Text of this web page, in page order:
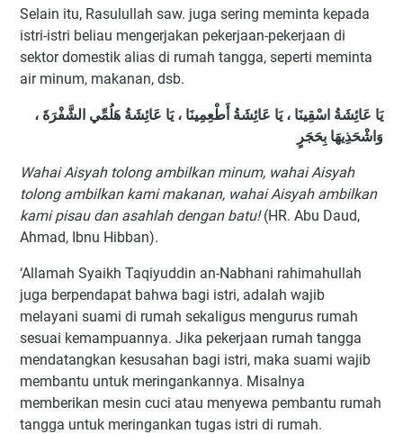
Selain itu, Rasulullah saw. juga sering meminta kepada
istri-istri beliau mengerjakan pekerjaan-pekerjaan di
sektor domestik alias di rumah tangga, seperti meminta
air minum, makanan, dsb.
يَا عَائِشَةُ اسْقِينَا ، يَا عَائِشَةُ أَطْعِمِينَا ، يَا عَائِشَةُ هَلُمِّي الشَّفْرَةَ ،
وَاشْحَذِيهَا بِحَجَرٍ
Wahai Aisyah tolong ambilkan minum, wahai Aisyah
tolong ambilkan kami makanan, wahai Aisyah ambilkan
kami pisau dan asahlah dengan batu!(HR. Abu Daud,
Ahmad, Ibnu Hibban).
‘Allamah Syaikh Taqiyuddin an-Nabhani rahimahullah
juga berpendapat bahwa bagi istri, adalah wajib
melayani suami di rumah sekaligus mengurus rumah
sesuai kemampuannya. Jika pekerjaan rumah tangga
mendatangkan kesusahan bagi istri, maka suami wajib
membantu untuk meringankannya. Misalnya
memberikan mesin cuci atau menyewa pembantu rumah
tangga untuk meringankan tugas istri di rumah.